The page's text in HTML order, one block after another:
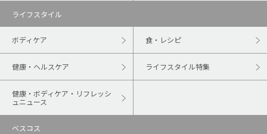
ライフスタイル
ボディケア 食・レシピ
健康・ヘルスケア ライフスタイル特集
健康・ボディケア・リフレッシ
ュニュース
ベスコス